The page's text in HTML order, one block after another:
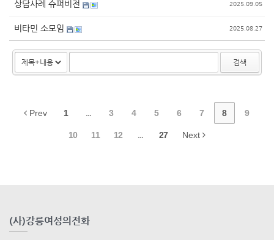
상담사례 슈퍼비전 2025.09.05
비타민 소모임 2025.08.27
검색
Prev 1 ... 3 4 5 6 7 8 9
10 11 12 ... 27 Next
(사)강릉여성의전화